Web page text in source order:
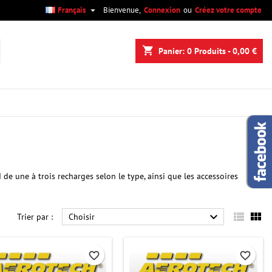
Bienvenue, Connexion ou Créez votre compte
Français 
shopping_cart Panier: 0 Produits - 0,00 €
une à trois recharges selon le type, ainsi que les accessoires
Trier par : Choisir   
favorite_border favorite_border